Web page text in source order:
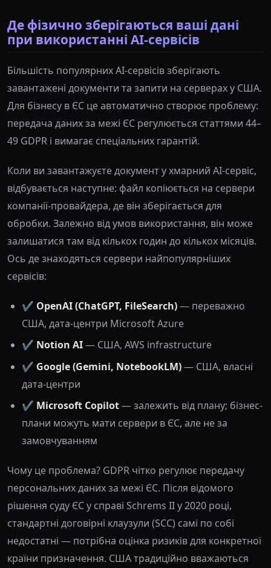
Де фізично зберігаються ваші дані
при використанні AI-сервісів
Більшість популярних AI-сервісів зберігають
завантажені документи та запити на серверах у США.
Для бізнесу в ЄС це автоматично створює проблему:
передача даних за межі ЄС регулюється статтями 44–
49 GDPR і вимагає спеціальних гарантій.
Коли ви завантажуєте документ у хмарний AI-сервіс,
відбувається наступне: файл копіюється на сервери
компанії-провайдера, де він зберігається для
обробки. Залежно від умов використання, він може
залишатися там від кількох годин до кількох місяців.
Ось де знаходяться сервери найпопулярніших
сервісів:
✔️ OpenAI (ChatGPT, FileSearch)— переважно
США, дата-центри Microsoft Azure
✔️ Notion AI— США, AWS infrastructure
✔️ Google (Gemini, NotebookLM)— США, власні
дата-центри
✔️ Microsoft Copilot— залежить від плану; бізнес-
плани можуть мати сервери в ЄС, але не за
замовчуванням
Чому це проблема? GDPR чітко регулює передачу
персональних даних за межі ЄС. Після відомого
рішення суду ЄС у справі Schrems II у 2020 році,
стандартні договірні клаузули (SCC) самі по собі
недостатні — потрібна оцінка ризиків для конкретної
країни призначення. США традиційно вважаються